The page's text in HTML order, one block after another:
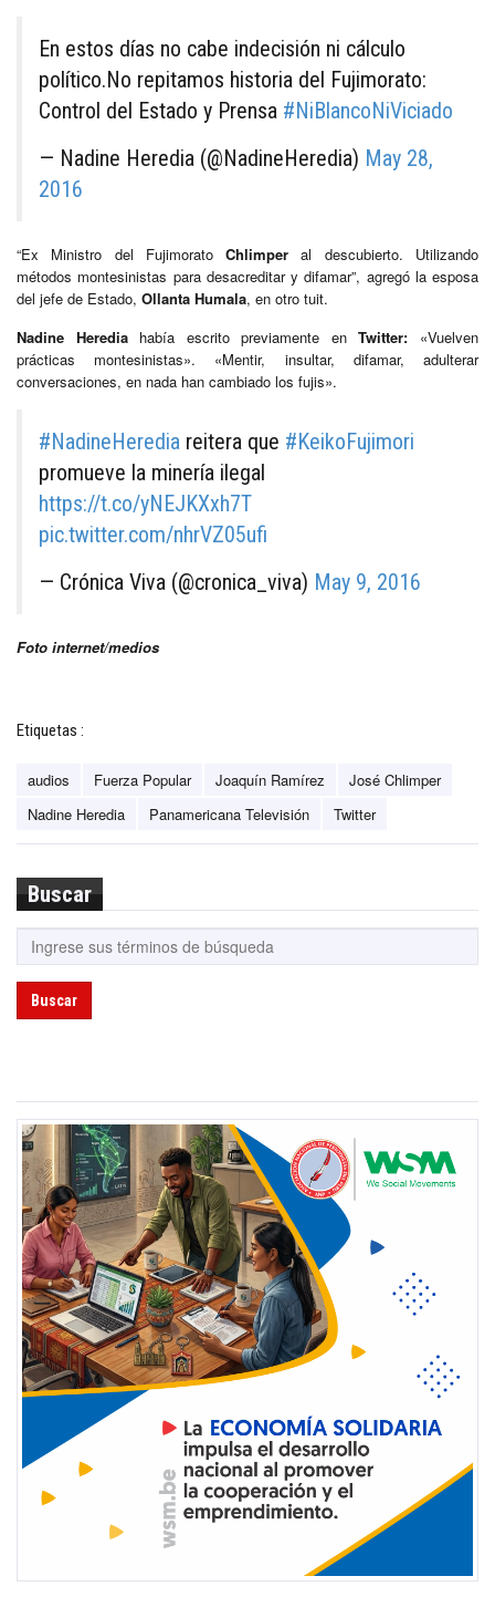
En estos días no cabe indecisión ni cálculo
político.No repitamos historia del Fujimorato:
Control del Estado y Prensa #NiBlancoNiViciado
— Nadine Heredia (@NadineHeredia) May 28,
2016
“Ex Ministro del FujimoratoChlimper al descubierto. Utilizando
métodos montesinistas para desacreditar y difamar”, agregó la esposa
del jefe de Estado, Ollanta Humala, en otro tuit.
Nadine Herediahabía escrito previamente enTwitter: «Vuelven
prácticas montesinistas». «Mentir, insultar, difamar, adulterar
conversaciones, en nada han cambiado los fujis».
#NadineHeredia reitera que #KeikoFujimori
promueve la minería ilegal
https://t.co/yNEJKXxh7T
pic.twitter.com/nhrVZ05ufi
— Crónica Viva (@cronica_viva) May 9, 2016
Foto internet/medios
Etiquetas :
audios Fuerza Popular Joaquín Ramírez
José Chlimper
Nadine Heredia
Panamericana Televisión Twitter
Buscar
Buscar